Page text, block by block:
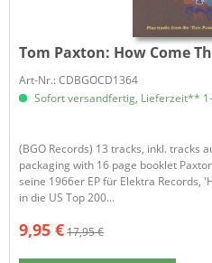
Tom Paxton: How Come
Art-Nr.: CDBGOCD1364
Sofort versandfertig, Lieferzeit**
(BGO Records) 13 tracks, inkl. tracks
packaging with 16 page booklet
seine 1966er EP für Elektra Records,
in die US Top 200...
9,95 €17,95 €